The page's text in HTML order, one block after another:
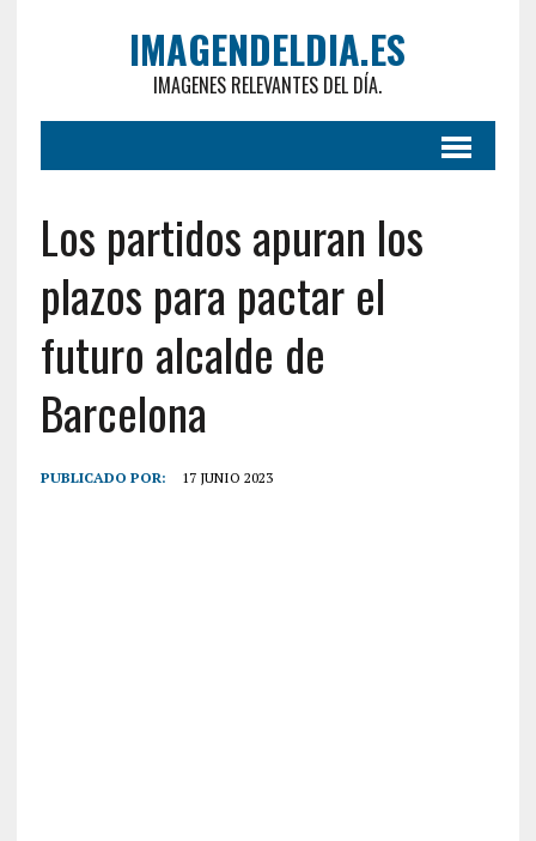
IMAGENDELDIA.ES
IMAGENES RELEVANTES DEL DÍA.
Los partidos apuran los
plazos para pactar el
futuro alcalde de
Barcelona
PUBLICADO POR: 17 JUNIO 2023